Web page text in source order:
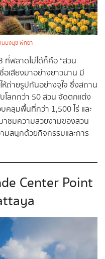
นนงนุช พัทยา
ที่พลาดไม่ได้ก็คือ “สวน
เสียงมาอย่างยาวนาน มี
ถ่ายรูปกันอย่างจุใจ ซึ่งสถาน
ลกกว่า 50 สวน จัดตกแต่ง
ลุมพื้นที่กว่า 1,500 ไร่ และ
าชมความสวยงามของสวน
มสนุกด้วยกิจกรรมและการ
Center Point